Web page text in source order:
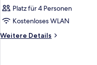
Platz für 4 Personen
Kostenloses WLAN
Weitere Details
Weitere